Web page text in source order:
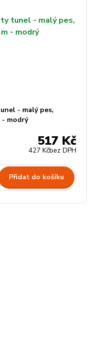
- malý pes,
- modrý
517 Kč
427 Kčbez DPH
Přidat do košíku